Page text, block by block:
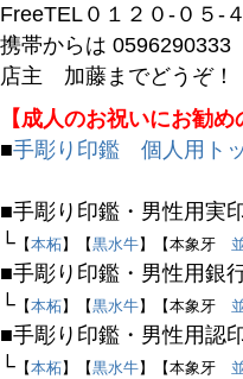
FreeTEL０１２０-０５-
携帯からは 0596290333
店主 加藤までどうぞ！
【成人のお祝いにお勧め
■手彫り印鑑 個人用ト
■手彫り印鑑・男性用実
└ 【本柘】【黒水牛】【本象牙
■手彫り印鑑・男性用銀
└ 【本柘】【黒水牛】【本象牙
■手彫り印鑑・男性用認
└ 【本柘】【黒水牛】【本象牙
予約商品
予約商品のみを表
並び順
新着順
登録順
価格が安い順
価格が高い順
優先度順
レビュー順
キーワードヒット